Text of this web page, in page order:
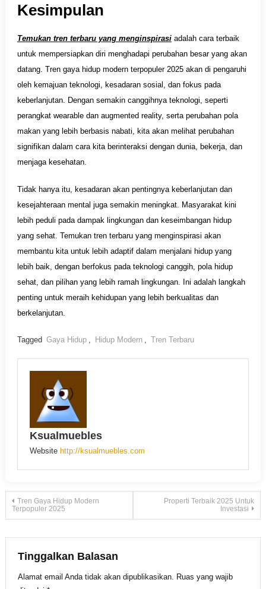
Kesimpulan
Temukan tren terbaru yang menginspirasiadalah cara terbaik
untuk mempersiapkan diri menghadapi perubahan besar yang akan
datang. Tren gaya hidup modern terpopuler 2025 akan di pengaruhi
oleh kemajuan teknologi, kesadaran sosial, dan fokus pada
keberlanjutan. Dengan semakin canggihnya teknologi, seperti
perangkat wearable dan augmented reality, serta perubahan pola
makan yang lebih berbasis nabati, kita akan melihat perubahan
signifikan dalam cara kita berinteraksi dengan dunia, bekerja, dan
menjaga kesehatan.
Tidak hanya itu, kesadaran akan pentingnya keberlanjutan dan
kesejahteraan mental juga semakin meningkat. Masyarakat kini
lebih peduli pada dampak lingkungan dan keseimbangan hidup
yang sehat. Temukan tren terbaru yang menginspirasi akan
membantu kita untuk lebih adaptif dalam menjalani hidup yang
lebih baik, dengan berfokus pada teknologi canggih, pola hidup
sehat, dan pilihan yang lebih ramah lingkungan. Ini adalah langkah
penting untuk meraih kehidupan yang lebih berkualitas dan
berkelanjutan.
Tagged Gaya Hidup Hidup Modern Tren Terbaru
Ksualmuebles
Website http://ksualmuebles.com
Navigasi
Tren Gaya Hidup Modern
Terpopuler 2025
Properti Terbaik 2025 Untuk
Investasi
Tinggalkan Balasan
Alamat email Anda tidak akan dipublikasikan.
Ruas yang wajib